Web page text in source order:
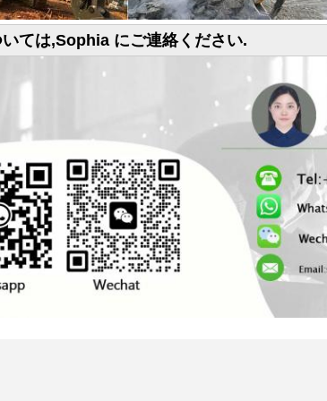
ては,Sophia にご連絡ください.